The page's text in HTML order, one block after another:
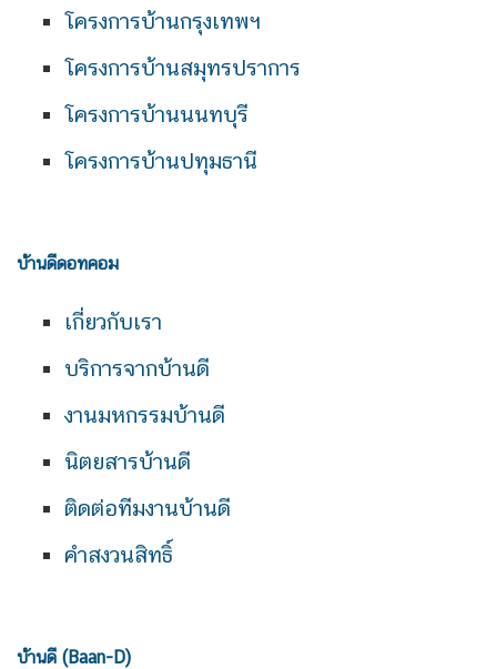
โครงการบ้านกรุงเทพฯ
โครงการบ้านสมุทรปราการ
โครงการบ้านนนทบุรี
โครงการบ้านปทุมธานี
บ้านดีดอทคอม
เกี่ยวกับเรา
บริการจากบ้านดี
งานมหกรรมบ้านดี
นิตยสารบ้านดี
ติดต่อทีมงานบ้านดี
คำสงวนสิทธิ์
บ้านดี (Baan-D)